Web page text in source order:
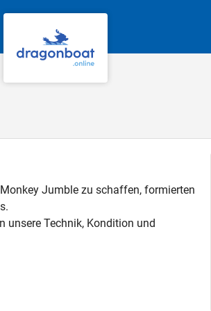
Jumble zu schaffen, formierten
unsere Technik, Kondition und